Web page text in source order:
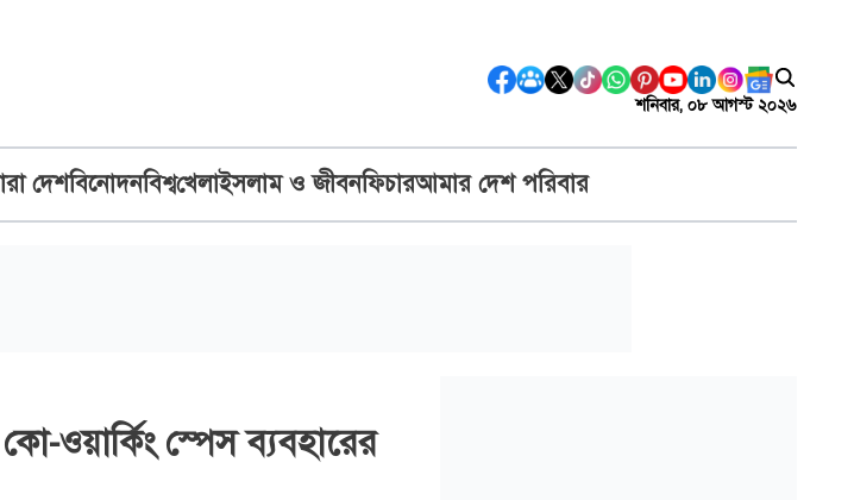
শনিবার, ০৮ আগস্ট ২০২৬
দেশবিনোদনবিশ্বখেলাইসলাম ও জীবনফিচারআমার দেশ পরিবার
ওয়ার্কিং স্পেস ব্যবহারের